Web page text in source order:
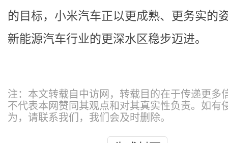
的目标，小米汽车正以更成熟、更务实的
新能源汽车行业的更深水区稳步迈进。
注：本文转载自中访网，转载目的在于传递更多
不代表本网赞同其观点和对其真实性负责。如有
为，请联系我们，我们会及时删除。